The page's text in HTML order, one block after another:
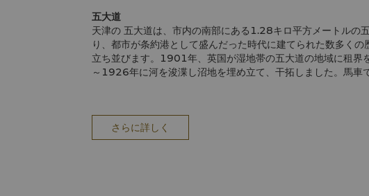
五大道
天津の 五大道は、市内の南部にある1.28キロ平方メートルの
り、都市が条約港として盛んだった時代に建てられた数多くの
立ち並びます。1901年、英国が湿地帯の五大道の地域に租
～1926年に河を浚渫し沼地を埋め立て、干拓しました。馬車
やバー、デザイナーショップ、美術館が立ち並び、イタリア感
す。塀や邸宅が今でも状態良く、現在では文化遺産として保存
海河
さらに詳しく